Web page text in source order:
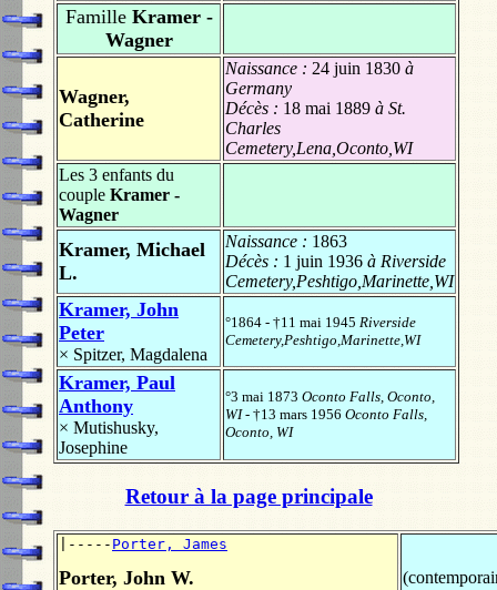
FamilleKramer -
Wagner
Wagner,
Catherine
Naissance : 24 juin 1830 à
Germany
Décès : 18 mai 1889 à St.
Charles
Cemetery,Lena,Oconto,WI
Les 3 enfants du
couple Kramer -
Wagner
Kramer, Michael
L.
Naissance : 1863
Décès : 1 juin 1936 à Riverside
Cemetery,Peshtigo,Marinette,WI
Kramer, John
Peter
× Spitzer, Magdalena
°1864 - †11 mai 1945 Riverside
Cemetery,Peshtigo,Marinette,WI
Kramer, Paul
Anthony
× Mutishusky,
Josephine
°3 mai 1873 Oconto Falls, Oconto,
WI- †13 mars 1956 Oconto Falls,
Oconto, WI
Retour à la page principale
|----- Porter, James
Porter, John W.